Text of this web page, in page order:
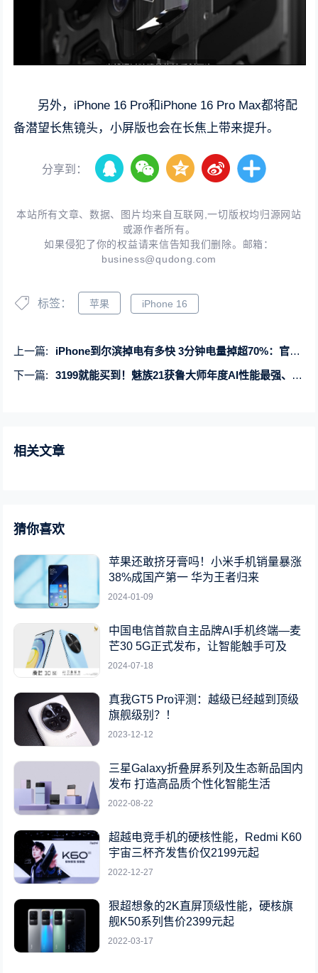
另外，iPhone 16 Pro和iPhone 16 Pro Max都将配
备潜望长焦镜头，小屏版也会在长焦上带来提升。
分享到：
本站所有文章、数据、图片均来自互联网,一切版权均归源网站
或源作者所有。
如果侵犯了你的权益请来信告知我们删除。邮箱：
business@qudong.com
标签： 苹果 iPhone 16
上一篇:
iPhone到尔滨掉电有多快 3分钟电量掉超70%：官方回应没根本解决方案
下一篇:
3199就能买到！魅族21获鲁大师年度AI性能最强、年度最佳屏幕手机奖
相关文章
猜你喜欢
苹果还敢挤牙膏吗！小米手机销量暴涨
38%成国产第一 华为王者归来
2024-01-09
中国电信首款自主品牌AI手机终端—麦
芒30 5G正式发布，让智能触手可及
2024-07-18
真我GT5 Pro评测：越级已经越到顶级
旗舰级别？！
2023-12-12
三星Galaxy折叠屏系列及生态新品国内
发布 打造高品质个性化智能生活
2022-08-22
超越电竞手机的硬核性能，Redmi K60
宇宙三杯齐发售价仅2199元起
2022-12-27
狠超想象的2K直屏顶级性能，硬核旗
舰K50系列售价2399元起
2022-03-17